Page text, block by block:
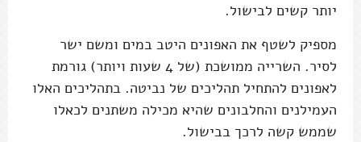
יותר קשים לבישול.
מספיק לשטף את האפונים היטב במים ומשם ישר
לסיר. השרייה ממושכת (של 4 שעות ויותר) גורמת
לאפונים להתחיל תהליכים של נביטה. בתהליכים האלו
העמילנים והחלבונים שהיא מכילה משתנים לכאלו
שממש קשה לרכך בבישול.